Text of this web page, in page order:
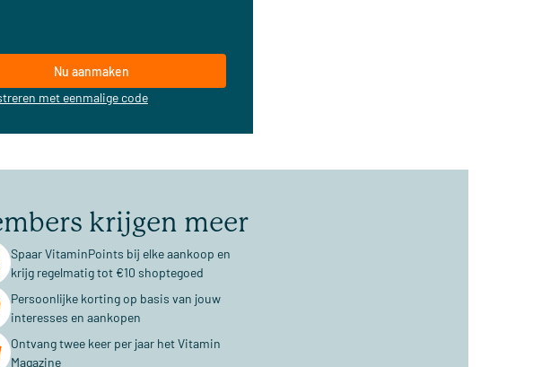
Nu aanmaken
met eenmalige code
krijgen meer
Spaar VitaminPoints bij elke aankoop en
krijg regelmatig tot €10 shoptegoed
Persoonlijke korting op basis van jouw
interesses en aankopen
Ontvang twee keer per jaar het Vitamin
Magazine